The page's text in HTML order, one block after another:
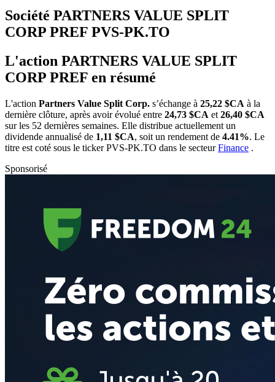
Société PARTNERS VALUE SPLIT
CORP PREF PVS-PK.TO
L'action PARTNERS VALUE SPLIT
CORP PREF en résumé
L'action Partners Value Split Corp. s’échange à 25,22 $CA à la
dernière clôture, après avoir évolué entre 24,73 $CA et 26,40 $CA
sur les 52 dernières semaines. Elle distribue actuellement un
dividende annualisé de 1,11 $CA, soit un rendement de 4.41%. Le
titre est coté sous le tickerPVS-PK.TO dans le secteurFinance .
Sponsorisé